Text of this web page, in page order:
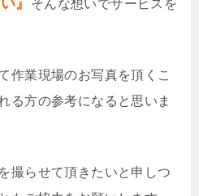
そんな想いでサービスを
作業現場のお写真を頂くこ
る方の参考になると思いま
撮らせて頂きたいと申しつ